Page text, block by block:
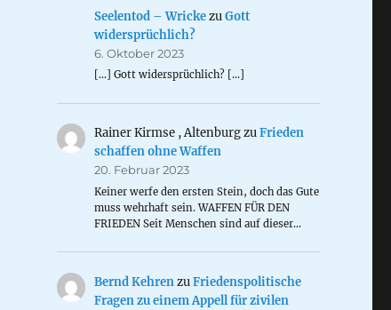
Seelentod – WrickezuGott
widersprüchlich?
6. Oktober 2023
[…] Gott widersprüchlich? […]
Rainer Kirmse , AltenburgzuFrieden
schaffen ohne Waffen
20. Februar 2023
Keiner werfe den ersten Stein, doch das Gute
muss wehrhaft sein. WAFFEN FÜR DEN
FRIEDEN Seit Menschen sind auf dieser…
Bernd KehrenzuFriedenspolitische
Fragen zu einem Appell für zivilen